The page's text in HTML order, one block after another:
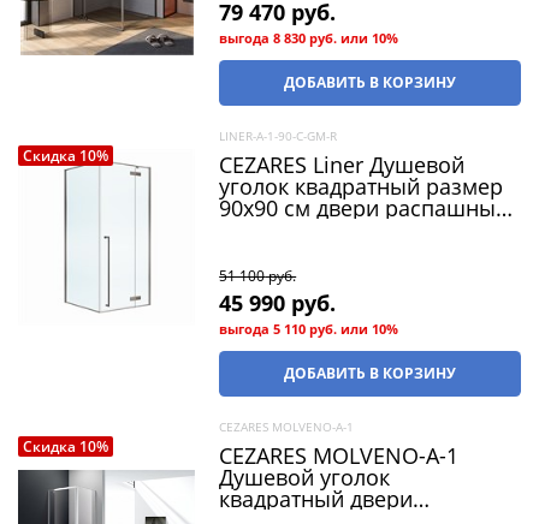
79 470 руб.
выгода8 830 руб. или 10%
ДОБАВИТЬ В КОРЗИНУ
Скидка 10%
LINER-A-1-90-C-GM-R
CEZARES Liner Душевой
уголок квадратный размер
90x90 см двери распашные
51 100 руб.
45 990 руб.
выгода5 110 руб. или 10%
ДОБАВИТЬ В КОРЗИНУ
Скидка 10%
CEZARES MOLVENO-A-1
CEZARES MOLVENO-A-1
Душевой уголок
квадратный двери